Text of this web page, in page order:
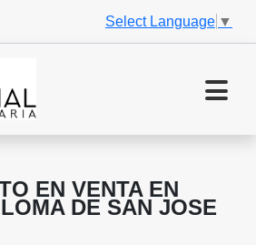
Select Language ▼
EN VENTA EN
DE SAN JOSE